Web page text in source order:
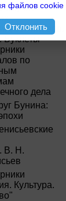
научно-
семинаров.
Буклеты
по
дела
Бунина:
В. Н.
Культура.
файлов cookie
Отклонить